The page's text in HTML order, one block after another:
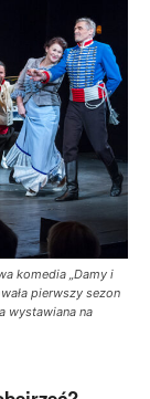
komedia „Damy i
pierwszy sezon
wystawiana na